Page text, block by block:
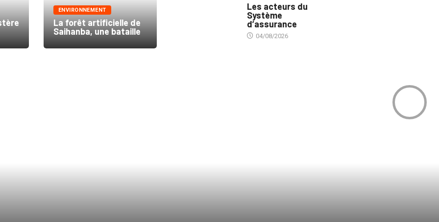
ENVIRONNEMENT
La forêt artificielle de
Saihanba, une bataille
Les acteurs du
Système
d’assurance
04/08/2026